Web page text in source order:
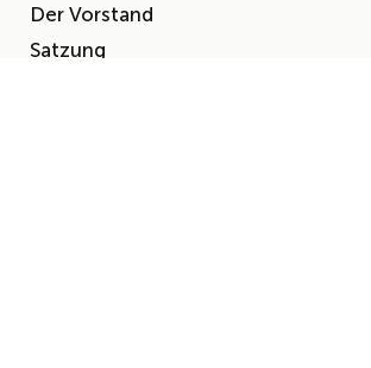
Der Vorstand
Satzung